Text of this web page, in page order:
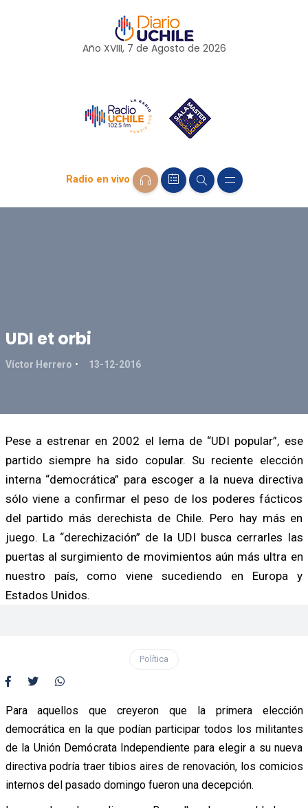
Año XVIII, 7 de Agosto de 2026
Radio en vivo
UDI et orbi
Víctor Herrero 13-12-2016
Pese a estrenar en 2002 el lema de “UDI popular”, ese
partido siempre ha sido copular. Su reciente elección
interna “democrática” para escoger a la nueva directiva
sólo viene a confirmar el peso de los poderes fácticos
del partido más derechista de Chile. Pero hay más en
juego. La “derechización” de la UDI busca cerrarles las
puertas al surgimiento de movimientos aún más ultra en
nuestro país, como viene sucediendo en Europa y
Estados Unidos.
Política
Para aquellos que creyeron que la primera elección
democrática en la que podían participar todos los militantes
de la Unión Demócrata Independiente para elegir a su nueva
directiva podría traer tibios aires de renovación, los comicios
internos del pasado domingo fueron una decepción.